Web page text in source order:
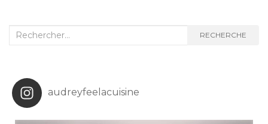
Recherche
RECHERCHE
audreyfeelacuisine